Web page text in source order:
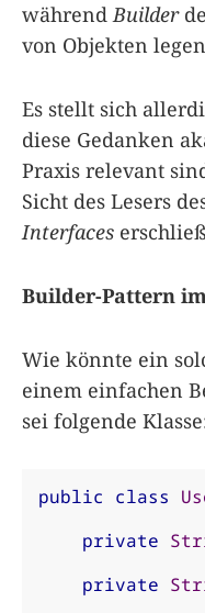
während Builder
von Objekten
Es stellt sich
diese Gedanken
Praxis relevant
Sicht des Lesers
Interfaces
Builder-Pattern
Wie könnte ein
einem einfachen
sei folgende
public class
private
private